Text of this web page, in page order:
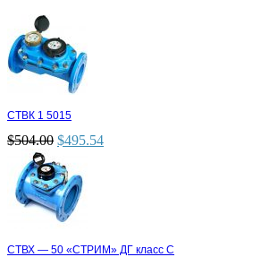
СТВК 1 5015
$504.00 $495.54
СТВХ — 50 «СТРИМ» ДГ класс С